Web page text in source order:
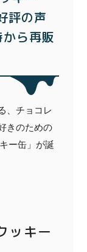
評の声
ら再販
、チョコレ
きのための
ー缶」が誕
ッキー